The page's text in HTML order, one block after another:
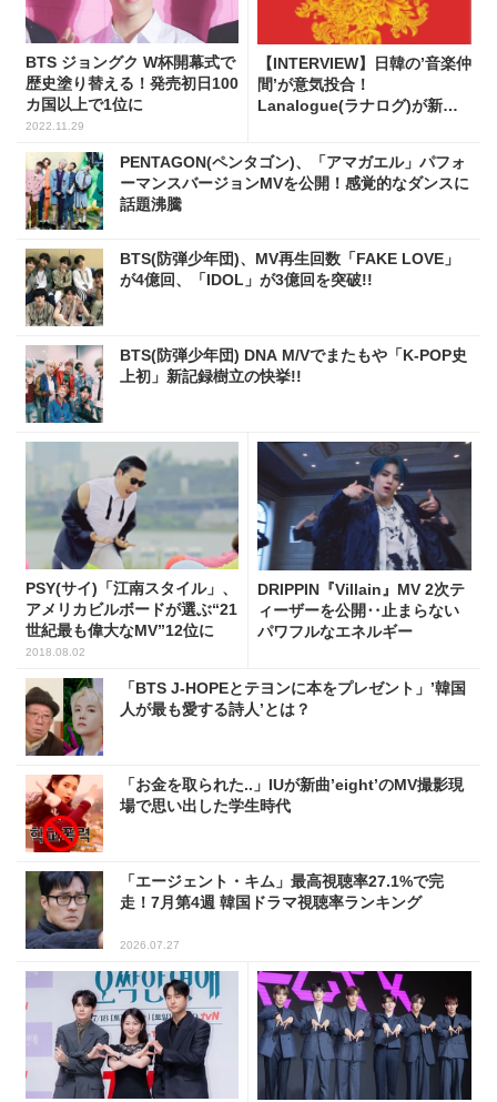
BTS ジョングク W杯開幕式で
歴史塗り替える！発売初日100
カ国以上で1位に
2022.11.29
【INTERVIEW】日韓の’音楽仲
間’が意気投合！
Lanalogue(ラナログ)が新曲
PENTAGON(ペンタゴン)、「アマガエル」パフォ
ーマンスバージョンMVを公開！感覚的なダンスに
話題沸騰
BTS(防弾少年団)、MV再生回数「FAKE LOVE」
が4億回、「IDOL」が3億回を突破!!
BTS(防弾少年団) DNA M/Vでまたもや「K-POP史
上初」新記録樹立の快挙!!
PSY(サイ)「江南スタイル」、
アメリカビルボードが選ぶ“21
世紀最も偉大なMV”12位に
2018.08.02
DRIPPIN『Villain』MV 2次テ
ィーザーを公開‥止まらない
パワフルなエネルギー
「BTS J-HOPEとテヨンに本をプレゼント」’韓国
人が最も愛する詩人’とは？
「お金を取られた..」IUが新曲’eight’のMV撮影現
場で思い出した学生時代
「エージェント・キム」最高視聴率27.1%で完
走！7月第4週 韓国ドラマ視聴率ランキング
2026.07.27